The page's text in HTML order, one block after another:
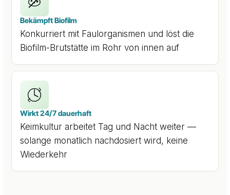
Bekämpft Biofilm
Konkurriert mit Faulorganismen und löst die
Biofilm-Brutstätte im Rohr von innen auf
Wirkt 24/7 dauerhaft
Keimkultur arbeitet Tag und Nacht weiter —
solange monatlich nachdosiert wird, keine
Wiederkehr